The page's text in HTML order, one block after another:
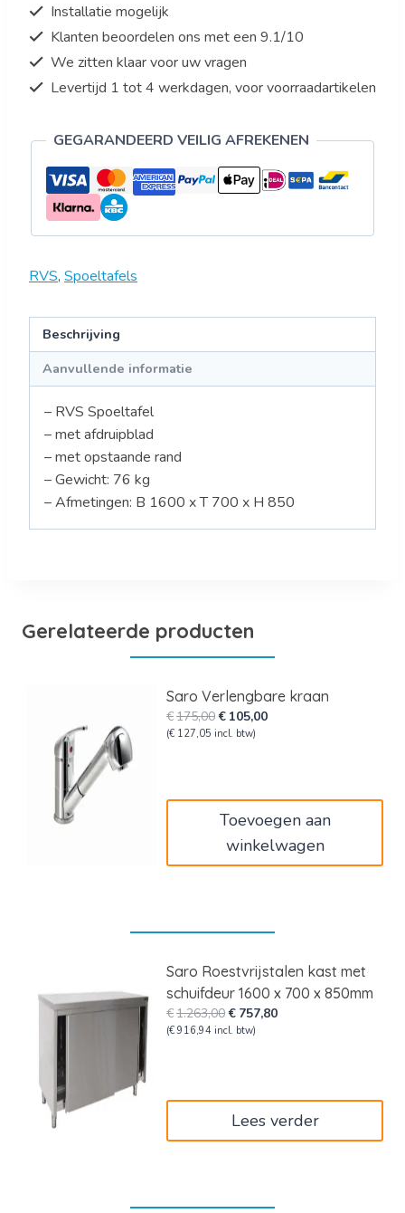
Installatie mogelijk
Klanten beoordelen ons met een 9.1/10
We zitten klaar voor uw vragen
Levertijd 1 tot 4 werkdagen, voor voorraadartikelen
GEGARANDEERD VEILIG AFREKENEN
RVS, Spoeltafels
Beschrijving
Aanvullende informatie
– RVS Spoeltafel
– met afdruipblad
– met opstaande rand
– Gewicht: 76 kg
– Afmetingen: B 1600 x T 700 x H 850
Gerelateerde producten
Saro Verlengbare kraan
€175,00Oorspronkelijke
prijs
€ 105,00Huidige
(€ 127,05 incl. btw)
Toevoegen aan
winkelwagen
Saro Roestvrijstalen kast met
schuifdeur 1600 x 700 x 850mm
€1.263,00Oorspronkelijke
prijs
€ 757,80Huidige
(€ 916,94 incl. btw)
Lees verder